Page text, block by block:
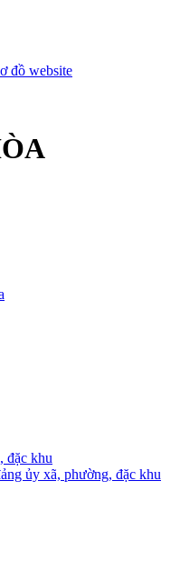
đồ website
đặc khu
ủy xã, phường, đặc khu